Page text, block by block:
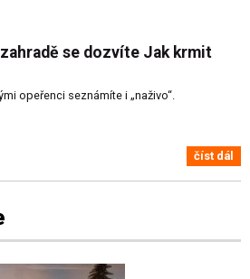
se dozvíte Jak krmit
opeřenci seznámíte i „naživo“.
číst dál